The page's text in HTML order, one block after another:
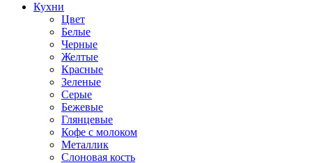
Кухни
Цвет
Белые
Черные
Желтые
Красные
Зеленые
Серые
Бежевые
Глянцевые
Кофе с молоком
Металлик
Слоновая кость